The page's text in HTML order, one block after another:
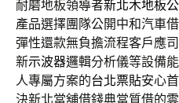
耐磨地板領導者新北木地板
產品選擇團隊公開中和汽車
彈性還款無負擔流程客戶應
新示波器邏輯分析儀等設備
人專屬方案的台北票貼安心
決新北當舖借錢典當質借的